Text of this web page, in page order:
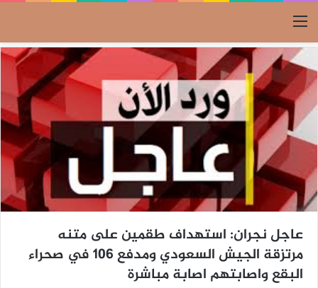
القائمة
عاجل نجران: استهداف طقمين على متنه
مرتزقة الجيش السعودي ومدفع 106 في صحراء
البقع واصابتهم اصابة مباشرة